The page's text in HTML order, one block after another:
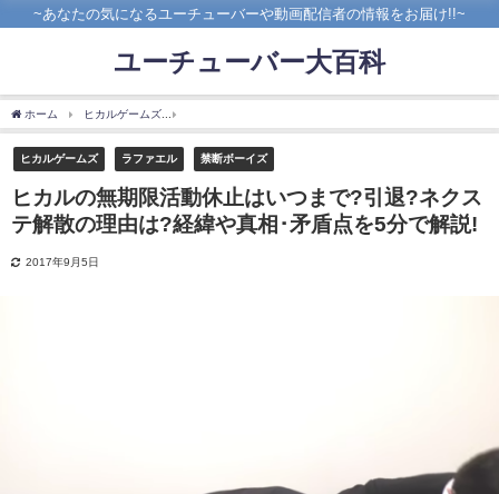
~あなたの気になるユーチューバーや動画配信者の情報をお届け!!~
ユーチューバー大百科
ホーム ヒカルゲームズ
ヒカルゲームズ ラファエル 禁断ボーイズ
ヒカルの無期限活動休止はいつまで?引退?ネクス
テ解散の理由は?経緯や真相･矛盾点を5分で解説!
2017年9月5日